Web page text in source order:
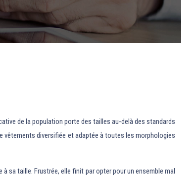
de la population porte des tailles au-delà des standards
vêtements diversifiée et adaptée à toutes les morphologies
sa taille. Frustrée, elle finit par opter pour un ensemble mal